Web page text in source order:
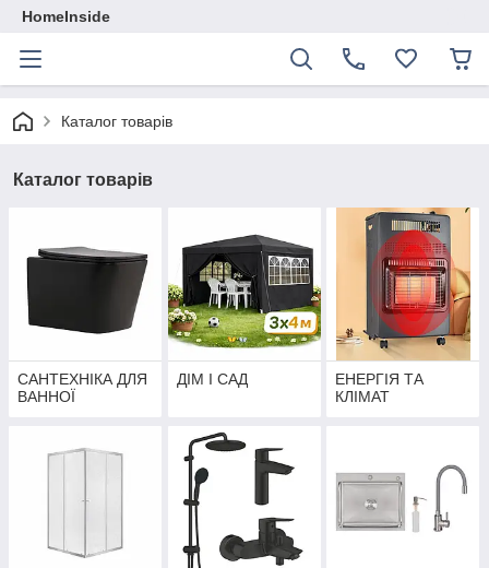
HomeInside
Каталог товарiв
Каталог товарiв
САНТЕХНІКА ДЛЯ
ВАННОЇ
ДІМ І САД
ЕНЕРГІЯ ТА
КЛІМАТ